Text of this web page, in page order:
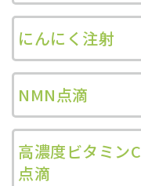
にんにく注射
NMN点滴
高濃度ビタミンC
点滴